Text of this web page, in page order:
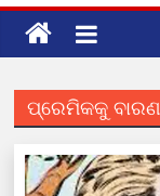
ପ୍ରେମିକକୁ ବାରଣ